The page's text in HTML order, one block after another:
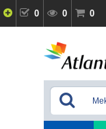
0 0 0